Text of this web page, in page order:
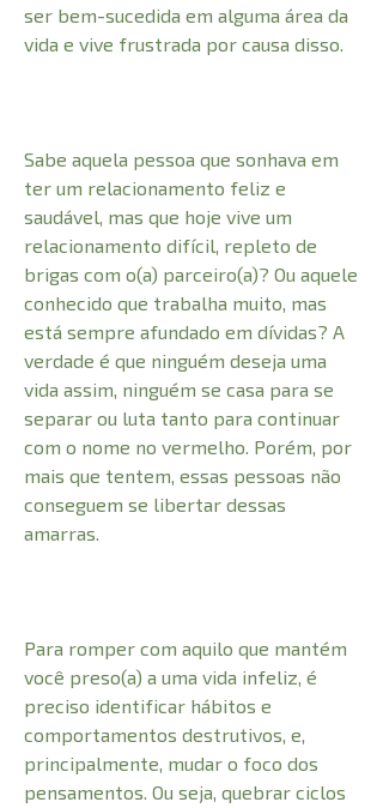
ser bem-sucedida em alguma área da
vida e vive frustrada por causa disso.
Sabe aquela pessoa que sonhava em
ter um relacionamento feliz e
saudável, mas que hoje vive um
relacionamento difícil, repleto de
brigas com o(a) parceiro(a)? Ou aquele
conhecido que trabalha muito, mas
está sempre afundado em dívidas? A
verdade é que ninguém deseja uma
vida assim, ninguém se casa para se
separar ou luta tanto para continuar
com o nome no vermelho. Porém, por
mais que tentem, essas pessoas não
conseguem se libertar dessas
amarras.
Para romper com aquilo que mantém
você preso(a) a uma vida infeliz, é
preciso identificar hábitos e
comportamentos destrutivos, e,
principalmente, mudar o foco dos
pensamentos. Ou seja, quebrar ciclos